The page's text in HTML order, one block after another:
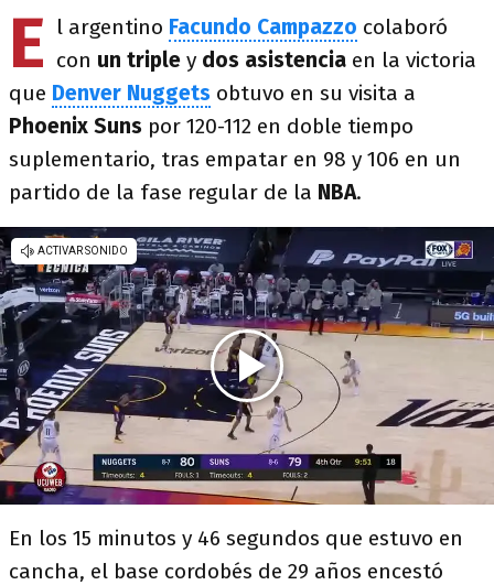
E l argentino Facundo Campazzo colaboró
con un triple y dos asistencia en la victoria
que Denver Nuggets obtuvo en su visita a
Phoenix Suns por 120-112 en doble tiempo
suplementario, tras empatar en 98 y 106 en un
partido de la fase regular de la NBA.
En los 15 minutos y 46 segundos que estuvo en
cancha, el base cordobés de 29 años encestó